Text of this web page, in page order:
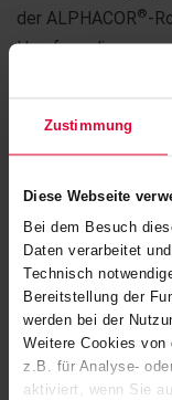
Zustimmung
Diese Webseite
Bei dem Besuch
Daten verarbeitet
Technisch
Bereitstellung der
werden bei der
Weitere Cookies von
z.B. für Analyse-
aktiviert, wenn Sie
der ALPHACOR®-
Harzformulierung,
KERAPOLIN